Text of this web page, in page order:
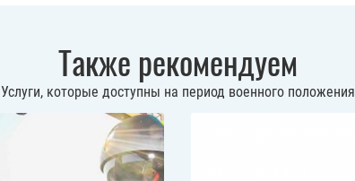
Также рекомендуем
Услуги, которые доступны на период военного положения